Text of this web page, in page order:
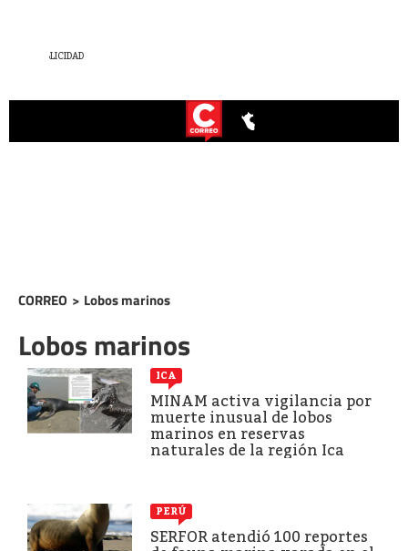
CORREO > Lobos marinos
Lobos marinos
ICA
MINAM activa vigilancia por
muerte inusual de lobos
marinos en reservas
naturales de la región Ica
PERÚ
SERFOR atendió 100 reportes